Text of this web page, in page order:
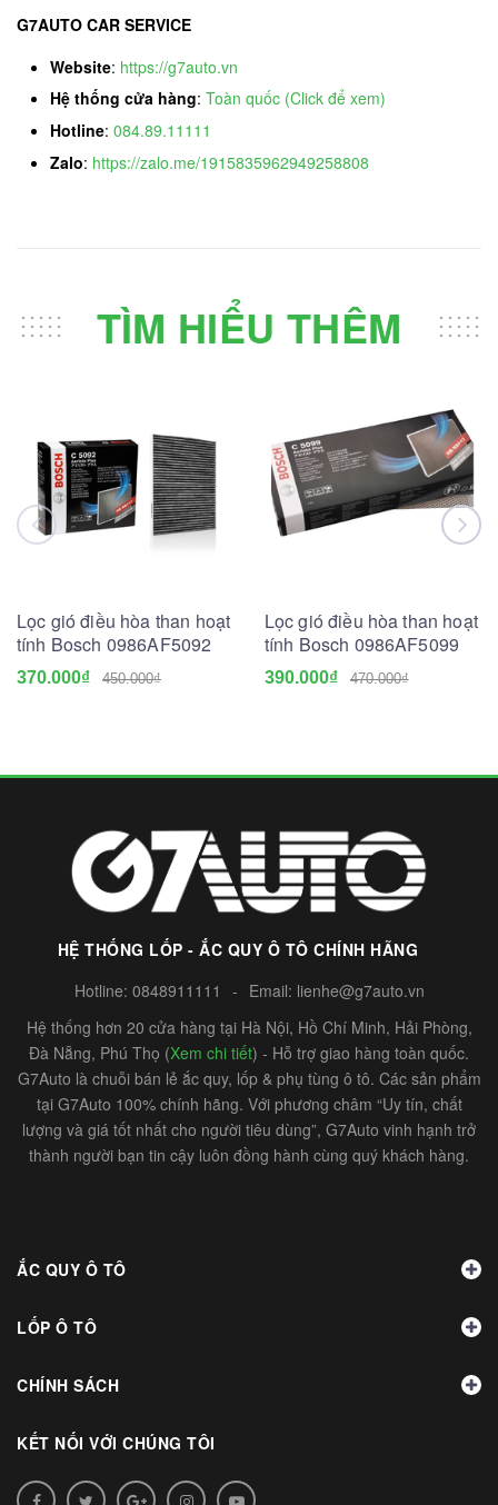
G7AUTO CAR SERVICE
Website: https://g7auto.vn
Hệ thống cửa hàng: Toàn quốc (Click để xem)
Hotline: 084.89.11111
Zalo: https://zalo.me/1915835962949258808
TÌM HIỂU THÊM
Lọc gió điều hòa than hoạt
tính Bosch 0986AF5092
370.000₫ 450.000₫
Lọc gió điều hòa than hoạt
tính Bosch 0986AF5099
390.000₫ 470.000₫
HỆ THỐNG LỐP - ẮC QUY Ô TÔ CHÍNH HÃNG
Hotline: 0848911111 - Email: lienhe@g7auto.vn
Hệ thống hơn 20 cửa hàng tại Hà Nội, Hồ Chí Minh, Hải Phòng,
Đà Nẵng, Phú Thọ (Xem chi tiết) - Hỗ trợ giao hàng toàn quốc.
G7Auto là chuỗi bán lẻ ắc quy, lốp & phụ tùng ô tô. Các sản phẩm
tại G7Auto 100% chính hãng. Với phương châm “Uy tín, chất
lượng và giá tốt nhất cho người tiêu dùng”, G7Auto vinh hạnh trở
thành người bạn tin cậy luôn đồng hành cùng quý khách hàng.
ẮC QUY Ô TÔ
LỐP Ô TÔ
CHÍNH SÁCH
KẾT NỐI VỚI CHÚNG TÔI